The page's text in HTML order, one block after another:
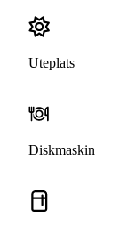
Uteplats
Diskmaskin